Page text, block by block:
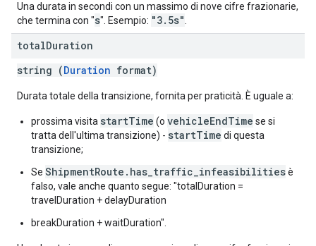
Una durata in secondi con un massimo di nove cifre frazionarie,
che termina con "s". Esempio: "3.5s"
totalDuration
string (Duration format)
Durata totale della transizione, fornita per praticità. È uguale a:
prossima visita startTime (o vehicleEndTime se si
tratta dell'ultima transizione) - startTime di questa
transizione;
Se ShipmentRoute.has_traffic_infeasibilitiesè
falso, vale anche quanto segue: "totalDuration =
travelDuration + delayDuration
breakDuration + waitDuration".